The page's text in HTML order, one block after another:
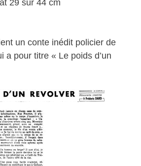
29 sur 44 cm
un conte inédit policier de
a pour titre « Le poids d’un